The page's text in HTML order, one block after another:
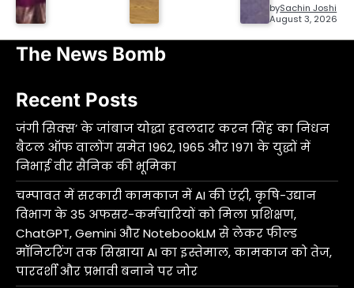
bySachin Joshi
August 3, 2026
The News Bomb
Recent Posts
जंगी सिक्स’ के जांबाज योद्धा हवलदार करन सिंह का निधन
बैटल ऑफ वालोंग समेत 1962, 1965 और 1971 के युद्धों में
निभाई वीर सैनिक की भूमिका
चम्पावत में सरकारी कामकाज में AI की एंट्री, कृषि-उद्यान
विभाग के 35 अफसर-कर्मचारियों को मिला प्रशिक्षण,
ChatGPT, Gemini और NotebookLM से लेकर फील्ड
मॉनिटरिंग तक सिखाया AI का इस्तेमाल, कामकाज को तेज,
पारदर्शी और प्रभावी बनाने पर जोर